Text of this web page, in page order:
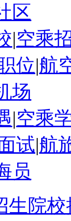
区
|空乘
位|航
场
|空乘
试|航
员
生院